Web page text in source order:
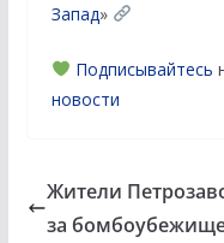
Запад»
Подписывайтесь
новости
Жители
за